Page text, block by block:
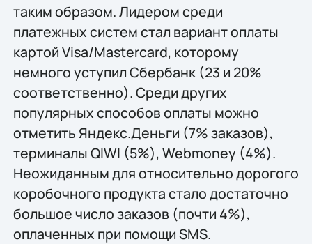
таким образом. Лидером среди
платежных систем стал вариант оплаты
картой Visa/Mastercard, которому
немного уступил Сбербанк (23 и 20%
соответственно). Среди других
популярных способов оплаты можно
отметить Яндекс.Деньги (7% заказов),
терминалы QIWI (5%), Webmoney (4%).
Неожиданным для относительно дорогого
коробочного продукта стало достаточно
большое число заказов (почти 4%),
оплаченных при помощи SMS.